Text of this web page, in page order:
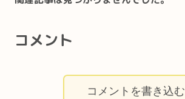
コメント
コメントを書き込む